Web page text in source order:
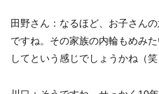
田野さん： なるほど、お子さん
ですね。その家族の内輪もめみ
してという感じでしょうかね（笑